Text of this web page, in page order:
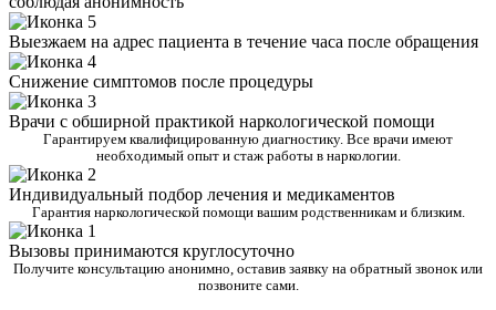
Выезжаем на адрес пациента в течение часа после обращения
Снижение симптомов после процедуры
Врачи с обширной практикой наркологической помощи
Гарантируем квалифицированную диагностику. Все врачи имеют
необходимый опыт и стаж работы в наркологии.
Индивидуальный подбор лечения и медикаментов
Гарантия наркологической помощи вашим родственникам и близким.
Вызовы принимаются круглосуточно
Получите консультацию анонимно, оставив заявку на обратный звонок или
позвоните сами.